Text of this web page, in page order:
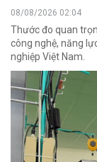
08/08/2026 02:04
Thước đo quan
công nghệ, năng
nghiệp Việt Nam.